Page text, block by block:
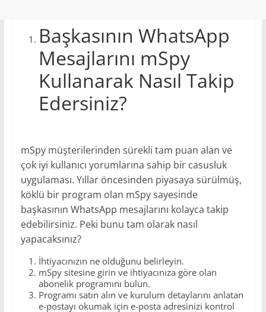
Başkasının WhatsApp
Mesajlarını mSpy
Kullanarak Nasıl Takip
Edersiniz?
mSpy müşterilerinden sürekli tam puan alan ve
çok iyi kullanıcı yorumlarına sahip bir casusluk
uygulaması. Yıllar öncesinden piyasaya sürülmüş,
köklü bir program olan mSpy sayesinde
başkasının WhatsApp mesajlarını kolayca takip
edebilirsiniz. Peki bunu tam olarak nasıl
yapacaksınız?
İhtiyacınızın ne olduğunu belirleyin.
mSpy sitesine girin ve ihtiyacınıza göre olan
abonelik programını bulun.
Programı satın alın ve kurulum detaylarını anlatan
e-postayı okumak için e-posta adresinizi kontrol